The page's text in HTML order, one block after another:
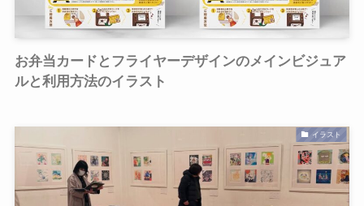
お弁当カードとフライヤーデザインのメインビジュア
ルと利用方法のイラスト
イラスト